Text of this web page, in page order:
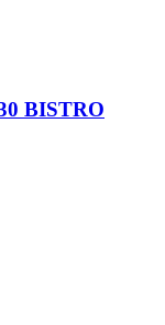
BISTRO